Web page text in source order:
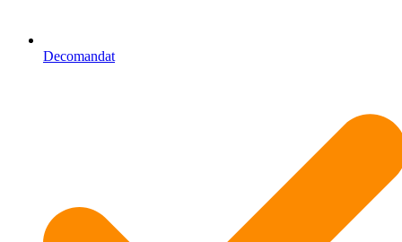
Decomandat